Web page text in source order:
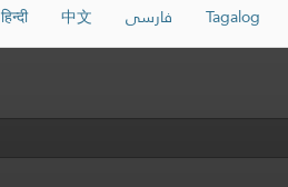
हिन्दी 中文 فارسی Tagalog